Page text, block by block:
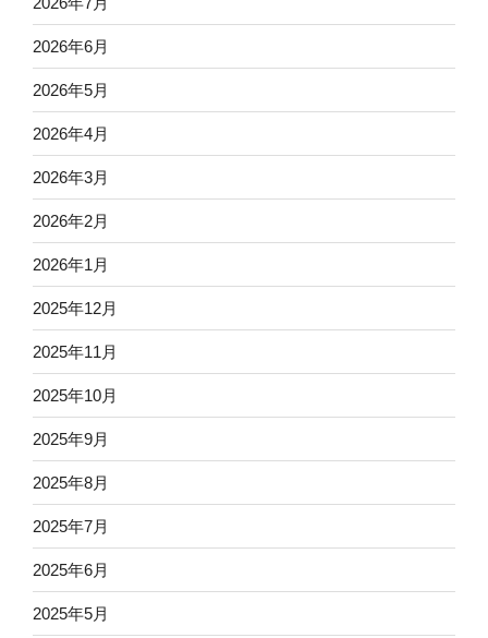
2026年6月
2026年5月
2026年4月
2026年3月
2026年2月
2026年1月
2025年12月
2025年11月
2025年10月
2025年9月
2025年8月
2025年7月
2025年6月
2025年5月